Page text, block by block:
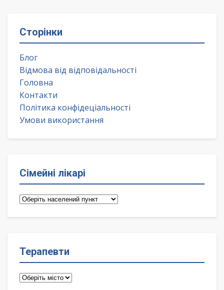
Сторінки
Блог
Відмова від відповідальності
Головна
Контакти
Політика конфідеціальності
Умови використання
Сімейні лікарі
Сімейні
Терапевти
Терапевти